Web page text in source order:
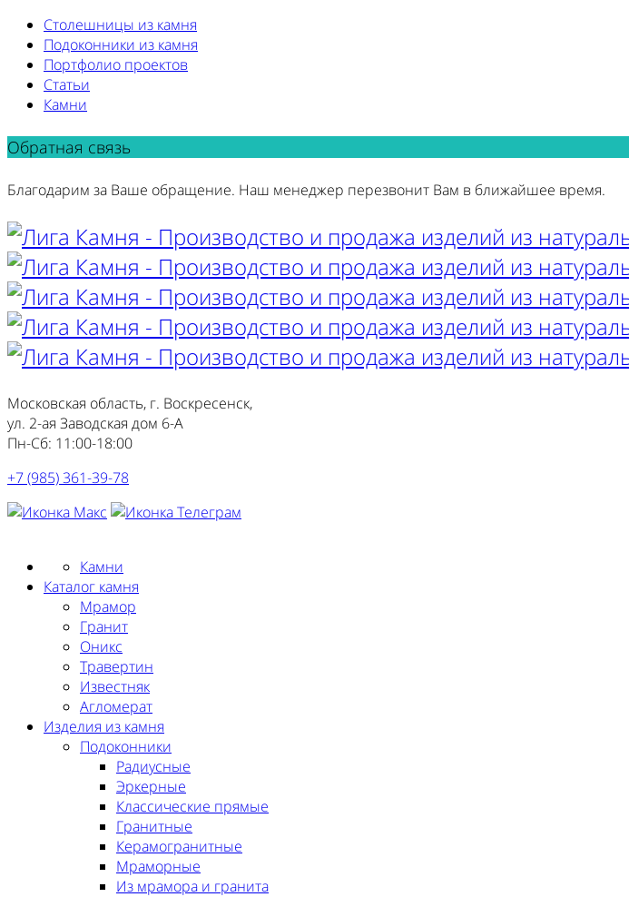
Столешницы из камня
Подоконники из камня
Портфолио проектов
Статьи
Камни
Обратная связь
Благодарим за Ваше обращение. Наш менеджер перезвонит Вам в ближайшее время.
Московская область, г. Воскресенск,
ул. 2-ая Заводская дом 6-А
Пн-Сб: 11:00-18:00
+7 (985) 361-39-78
Камни
Каталог камня
Мрамор
Гранит
Оникс
Травертин
Известняк
Агломерат
Изделия из камня
Подоконники
Радиусные
Эркерные
Классические прямые
Гранитные
Керамогранитные
Мраморные
Из мрамора и гранита